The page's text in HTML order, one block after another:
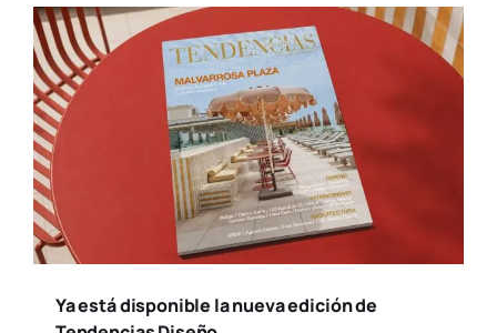
Ya está disponible la nueva edición de